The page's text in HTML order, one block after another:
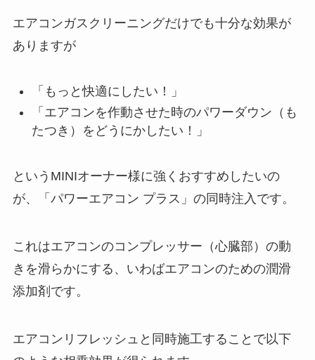
エアコンガスクリーニングだけでも十分な効果が
ありますが
「もっと快適にしたい！」
「エアコンを作動させた時のパワーダウン（も
たつき）をどうにかしたい！」
というMINIオーナー様に強くおすすめしたいの
が、「パワーエアコン プラス」の同時注入です。
これはエアコンのコンプレッサー（心臓部）の動
きを滑らかにする、いわばエアコンのための潤滑
添加剤です。
エアコンリフレッシュと同時施工することで以下